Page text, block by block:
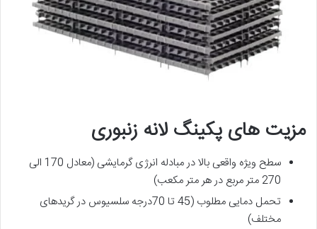
مزیت های پکینگ لانه زنبوری
سطح ویژه واقعی بالا در مبادله انرژی گرمایشی (معادل 170 الی
270 متر مربع در هر متر مکعب)
تحمل دمایی مطلوب (45 تا 70درجه سلسیوس در گریدهای
مختلف)